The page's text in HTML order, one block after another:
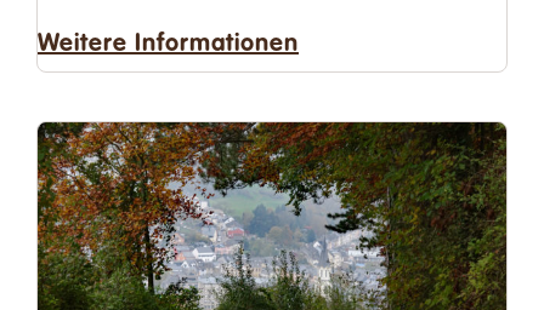
Weitere Informationen